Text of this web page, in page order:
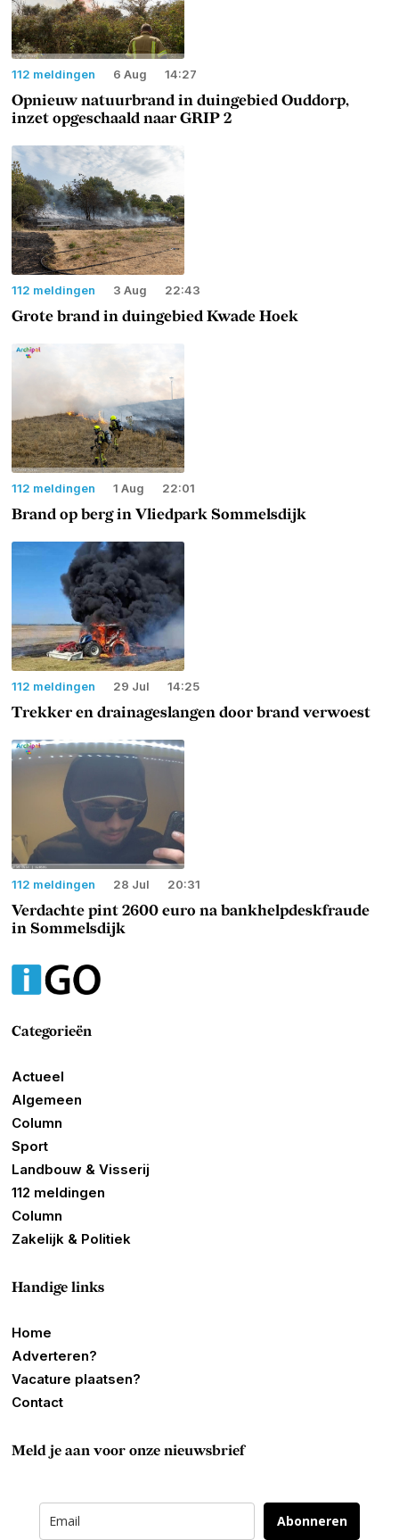
112 meldingen 6 Aug 14:27
Opnieuw natuurbrand in duingebied Ouddorp,
inzet opgeschaald naar GRIP 2
112 meldingen 3 Aug 22:43
Grote brand in duingebied Kwade Hoek
112 meldingen 1 Aug 22:01
Brand op berg in Vliedpark Sommelsdijk
112 meldingen 29 Jul 14:25
Trekker en drainageslangen door brand verwoest
112 meldingen 28 Jul 20:31
Verdachte pint 2600 euro na bankhelpdeskfraude
in Sommelsdijk
Categorieën
Actueel
Algemeen
Column
Sport
Landbouw & Visserij
112 meldingen
Column
Zakelijk & Politiek
Handige links
Home
Adverteren?
Vacature plaatsen?
Contact
Meld je aan voor onze nieuwsbrief
Abonneren